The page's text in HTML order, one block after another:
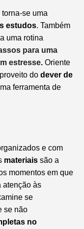
se uma
estudos. Também
uma rotina
para uma
estresse. Oriente
do dever de
ferramenta de
e com
materiais são a
momentos em que
atenção às
se
se não
no